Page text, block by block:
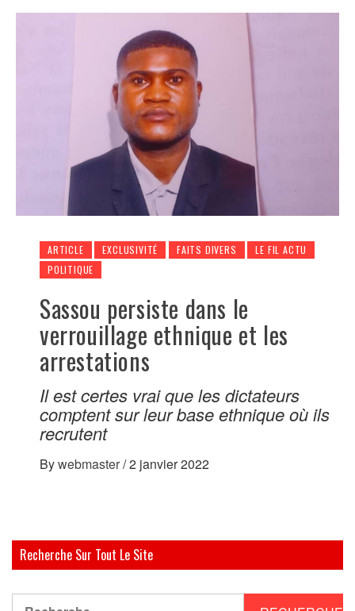
ARTICLE EXCLUSIVITÉ FAITS DIVERS
LE FIL ACTU
POLITIQUE
Sassou persiste dans le
verrouillage ethnique et les
arrestations
Il est certes vrai que les dictateurs
comptent sur leur base ethnique où ils
recrutent
Bywebmaster/2 janvier 2022
Recherche Sur Tout Le Site